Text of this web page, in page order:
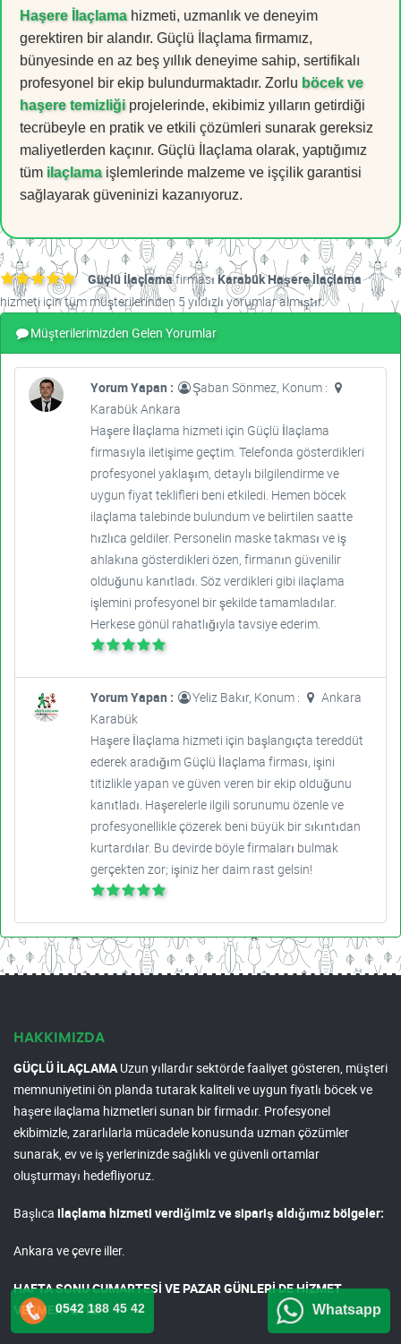
Haşere İlaçlamahizmeti, uzmanlık ve deneyim
gerektiren bir alandır. Güçlü İlaçlama firmamız,
bünyesinde en az beş yıllık deneyime sahip, sertifikalı
profesyonel bir ekip bulundurmaktadır. Zorlu böcek ve
haşere temizliği projelerinde, ekibimiz yılların getirdiği
tecrübeyle en pratik ve etkili çözümleri sunarak gereksiz
maliyetlerden kaçınır. Güçlü İlaçlama olarak, yaptığımız
tüm ilaçlamaişlemlerinde malzeme ve işçilik garantisi
sağlayarak güveninizi kazanıyoruz.
Güçlü İlaçlamafirmasıKarabük Haşere İlaçlama
hizmeti için tüm müşterilerinden 5 yıldızlı yorumlar almıştır.
Müşterilerimizden Gelen Yorumlar
Yorum Yapan :
Şaban Sönmez, Konum :
Karabük Ankara
Haşere İlaçlama hizmeti için Güçlü İlaçlama
firmasıyla iletişime geçtim. Telefonda gösterdikleri
profesyonel yaklaşım, detaylı bilgilendirme ve
uygun fiyat teklifleri beni etkiledi. Hemen böcek
ilaçlama talebinde bulundum ve belirtilen saatte
hızlıca geldiler. Personelin maske takması ve iş
ahlakına gösterdikleri özen, firmanın güvenilir
olduğunu kanıtladı. Söz verdikleri gibi ilaçlama
işlemini profesyonel bir şekilde tamamladılar.
Herkese gönül rahatlığıyla tavsiye ederim.
Yorum Yapan : Yeliz Bakır, Konum :
Ankara
Karabük
Haşere İlaçlama hizmeti için başlangıçta tereddüt
ederek aradığım Güçlü İlaçlama firması, işini
titizlikle yapan ve güven veren bir ekip olduğunu
kanıtladı. Haşerelerle ilgili sorunumu özenle ve
profesyonellikle çözerek beni büyük bir sıkıntıdan
kurtardılar. Bu devirde böyle firmaları bulmak
gerçekten zor; işiniz her daim rast gelsin!
HAKKIMIZDA
GÜÇLÜ İLAÇLAMAUzun yıllardır sektörde faaliyet gösteren, müşteri
memnuniyetini ön planda tutarak kaliteli ve uygun fiyatlı böcek ve
haşere ilaçlama hizmetleri sunan bir firmadır. Profesyonel
ekibimizle, zararlılarla mücadele konusunda uzman çözümler
sunarak, ev ve iş yerlerinizde sağlıklı ve güvenli ortamlar
oluşturmayı hedefliyoruz.
Başlıca ilaçlama hizmeti verdiğimiz ve sipariş aldığımız bölgeler:
Ankara ve çevre iller.
HAFTA SONU CUMARTESİ VE PAZAR GÜNLERİ DE HİZMET
VERMEKTEYİZ!
0542 188 45 42 Whatsapp